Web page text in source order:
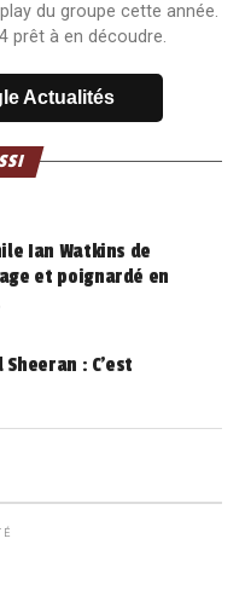
du groupe cette année.
prêt à en découdre.
Actualités
Ian Watkins de
et poignardé en
: C’est